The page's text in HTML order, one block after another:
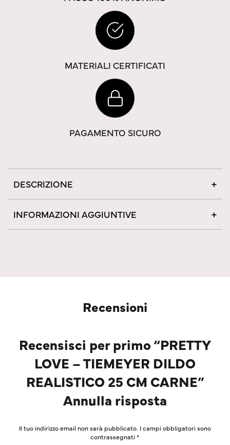
MATERIALI CERTIFICATI
PAGAMENTO SICURO
DESCRIZIONE
INFORMAZIONI AGGIUNTIVE
Recensioni
Recensisci per primo “PRETTY
LOVE – TIEMEYER DILDO
REALISTICO 25 CM CARNE”
Annulla risposta
Il tuo indirizzo email non sarà pubblicato. I campi obbligatori sono
contrassegnati*